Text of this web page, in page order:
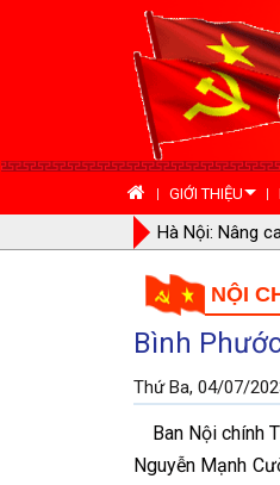
GIỚI THIỆU
Ban Nội chính
NỘI
Bình
Thứ Ba, 04/07/
Ban Nội chính
Nguyễn Mạnh